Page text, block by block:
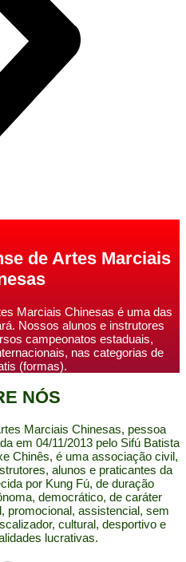
de Artes Marciais
Marciais Chinesas é uma das
Nossos alunos e instrutores
campeonatos estaduais,
nas categorias de
(formas).
NÓS
Marciais Chinesas, pessoa
em 04/11/2013 pelo Sifú Batista
Chinês, é uma associação civil,
alunos e praticantes da
por Kung Fú, de duração
democrático, de caráter
promocional, assistencial, sem
cultural, desportivo e
lucrativas.